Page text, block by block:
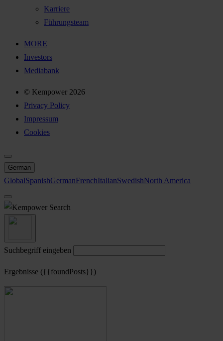
Karriere
Führungsteam
MORE
Investors
Mediabank
© Kempower 2026
Privacy Policy
Impressum
Cookies
German
GlobalSpanishGermanFrenchItalianSwedishNorth America
Search
Suchbegriff eingeben
Ergebnisse ({{foundPosts}})